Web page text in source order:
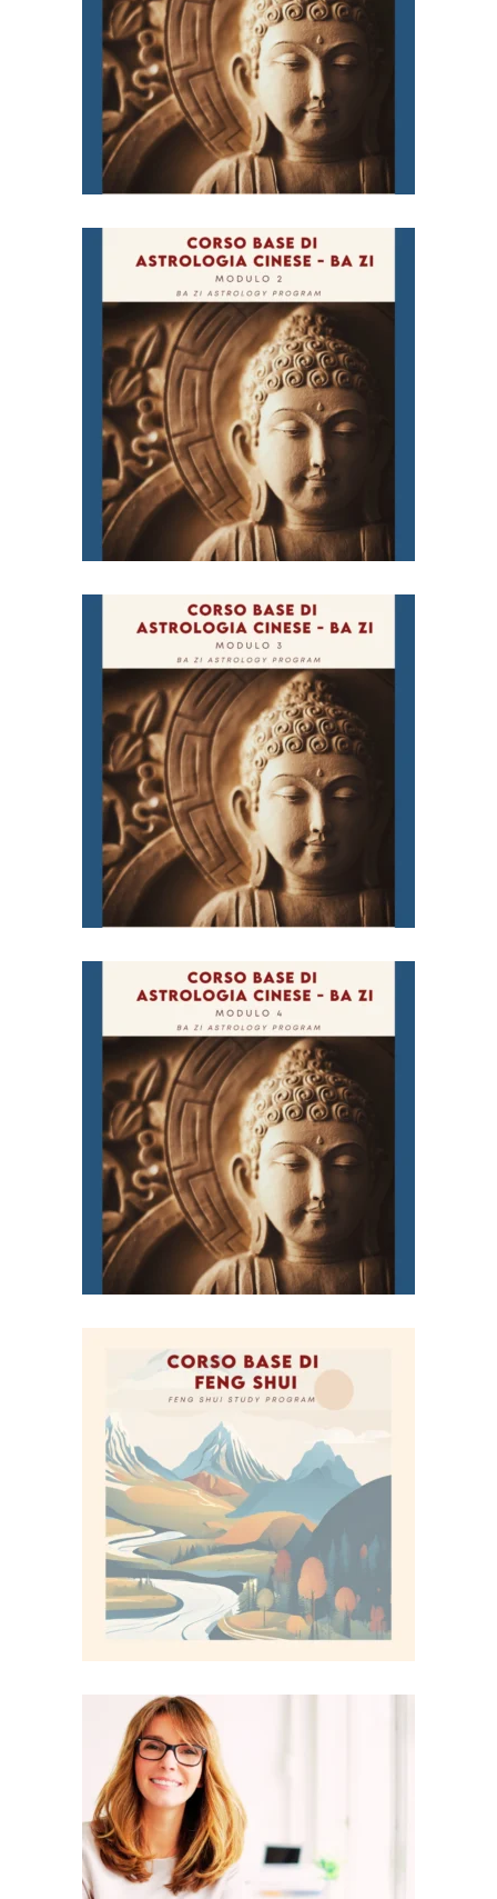
Cinese (Ba Zi) – Modulo
1
€98,00
Corso Base di Astrologia
Cinese (Ba Zi) – Modulo
2
€ 98,00
Corso Base di Astrologia
Cinese (Ba Zi) – Modulo
3
€98,00
Corso Base di Astrologia
Cinese (Ba Zi) – Modulo
4
€98,00
Corso Base di Feng Shui
€119,00
Corso Progettare una
sede aziendale con il
Feng Shui – Feng Shui
Case Studies